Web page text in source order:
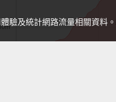
驗及統計網路流量相關資料